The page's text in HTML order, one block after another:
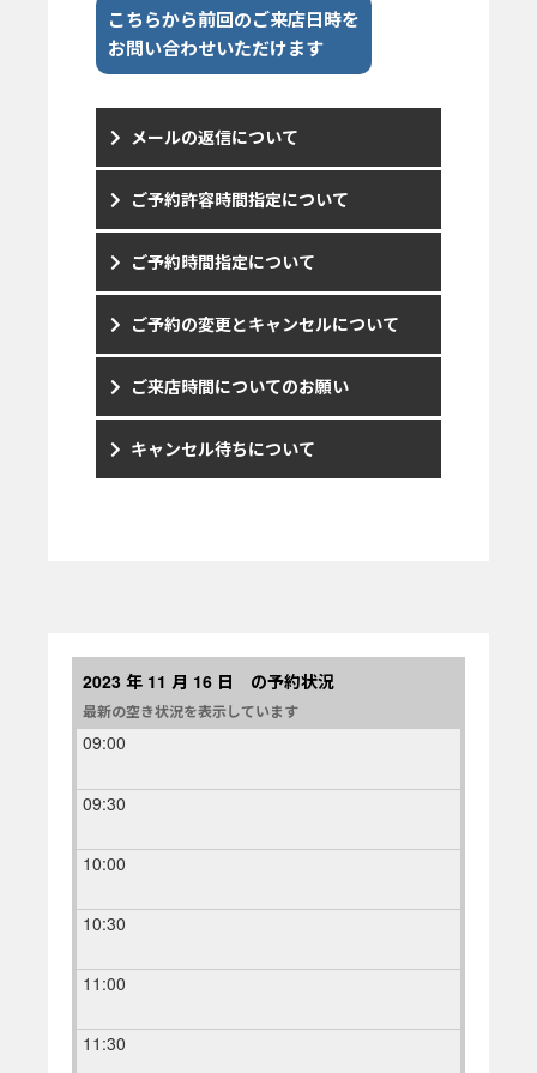
こちらから前回のご来店日時を
お問い合わせいただけます
メールの返信について
ご予約許容時間指定について
ご予約時間指定について
ご予約の変更とキャンセルについて
ご来店時間についてのお願い
キャンセル待ちについて
2023 年 11 月 16 日 の予約状況
最新の空き状況を表示しています
09:00
09:30
10:00
10:30
11:00
11:30